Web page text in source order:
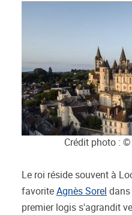
Crédit photo :
Le roi réside souvent à
favoriteAgnès Sorel dans
premier logis s'agrandit